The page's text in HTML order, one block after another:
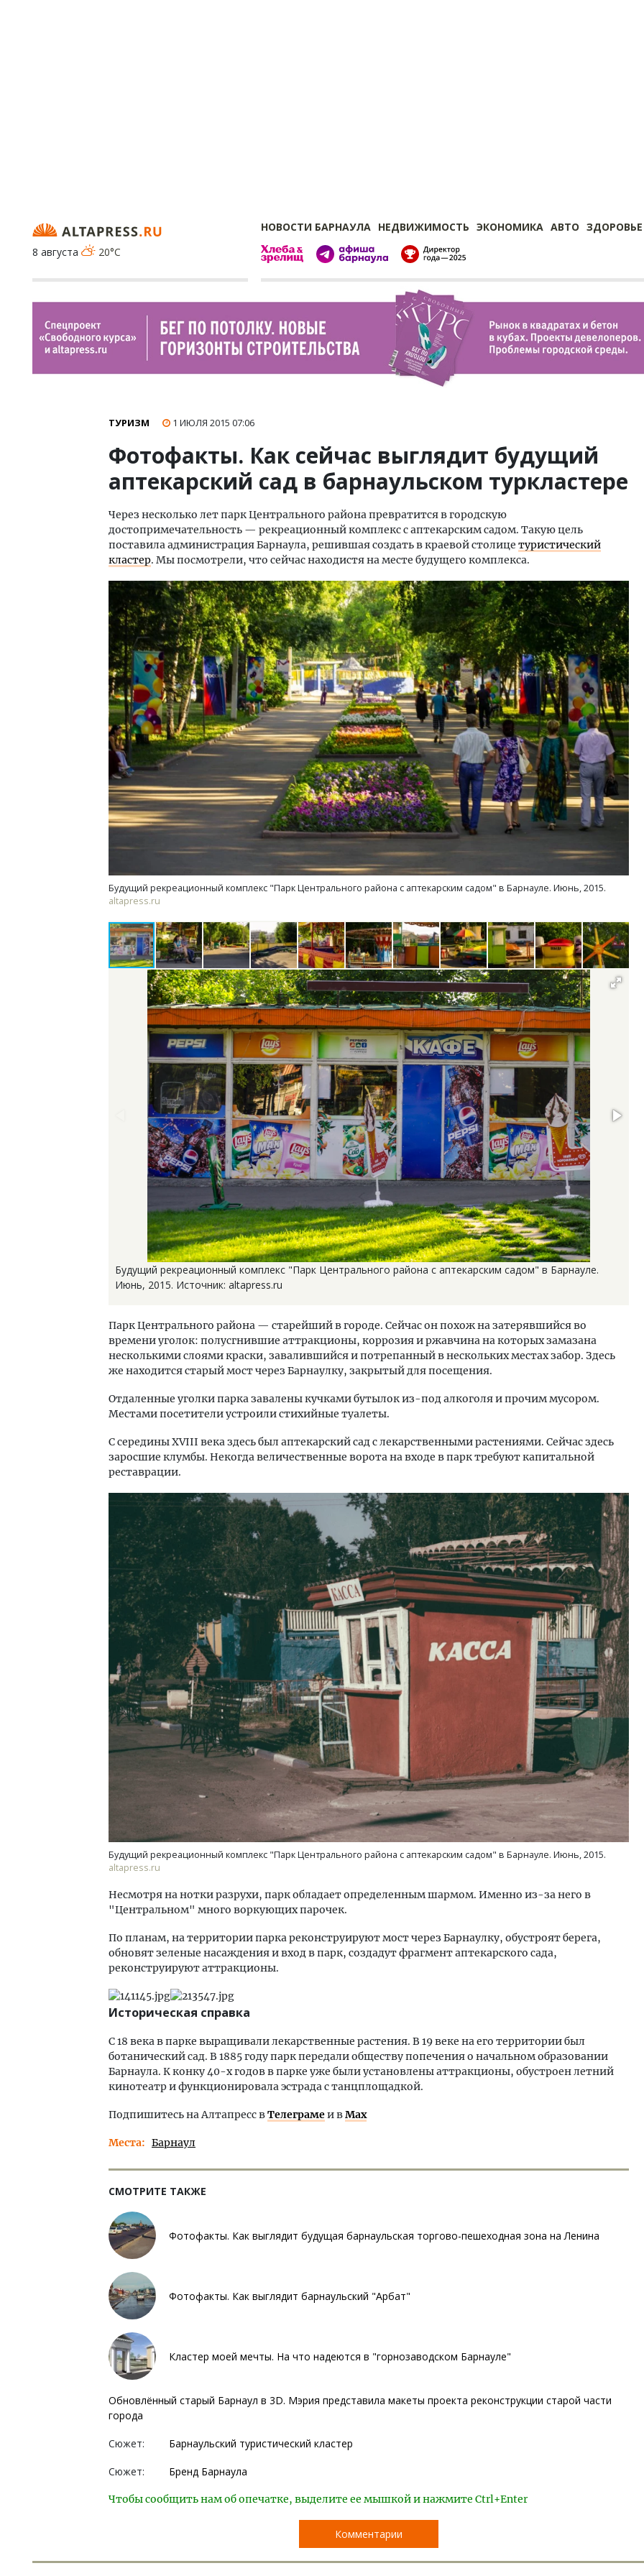
НОВОСТИ БАРНАУЛА НЕДВИЖИМОСТЬ ЭКОНОМИКА АВТО ЗДОРОВЬЕ
8 августа
20°C
ТУРИЗМ 1 ИЮЛЯ 2015 07:06
Фотофакты. Как сейчас выглядит будущий
аптекарский сад в барнаульском туркластере
Через несколько лет парк Центрального района превратится в городскую
достопримечательность — рекреационный комплекс с аптекарским садом. Такую цель
поставила администрация Барнаула, решившая создать в краевой столице туристический
кластер. Мы посмотрели, что сейчас находистя на месте будущего комплекса.
Будущий рекреационный комплекс "Парк Центрального района с аптекарским садом" в Барнауле. Июнь, 2015.
altapress.ru
Будущий рекреационный комплекс "Парк Центрального района с аптекарским садом" в Барнауле.
Июнь, 2015. Источник: altapress.ru
Парк Центрального района — старейший в городе. Сейчас он похож на затерявшийся во
времени уголок: полусгнившие аттракционы, коррозия и ржавчина на которых замазана
несколькими слоями краски, завалившийся и потрепанный в нескольких местах забор. Здесь
же находится старый мост через Барнаулку, закрытый для посещения.
Отдаленные уголки парка завалены кучками бутылок из-под алкоголя и прочим мусором.
Местами посетители устроили стихийные туалеты.
С середины XVIII века здесь был аптекарский сад с лекарственными растениями. Сейчас здесь
заросшие клумбы. Некогда величественные ворота на входе в парк требуют капитальной
реставрации.
Будущий рекреационный комплекс "Парк Центрального района с аптекарским садом" в Барнауле. Июнь, 2015.
altapress.ru
Несмотря на нотки разрухи, парк обладает определенным шармом. Именно из-за него в
"Центральном" много воркующих парочек.
По планам, на территории парка реконструируют мост через Барнаулку, обустроят берега,
обновят зеленые насаждения и вход в парк, создадут фрагмент аптекарского сада,
реконструируют аттракционы.
Историческая справка
С 18 века в парке выращивали лекарственные растения. В 19 веке на его территории был
ботанический сад. В 1885 году парк передали обществу попечения о начальном образовании
Барнаула. К конку 40-х годов в парке уже были установлены аттракционы, обустроен летний
кинотеатр и функционировала эстрада с танцплощадкой.
Подпишитесь на Алтапресс вТелеграмеи вMax
Места Барнаул
СМОТРИТЕ ТАКЖЕ
Фотофакты. Как выглядит будущая барнаульская торгово-пешеходная зона на Ленина
Фотофакты. Как выглядит барнаульский "Арбат"
Кластер моей мечты. На что надеются в "горнозаводском Барнауле"
Обновлённый старый Барнаул в 3D. Мэрия представила макеты проекта реконструкции старой части
города
Сюжет: Барнаульский туристический кластер
Сюжет: Бренд Барнаула
Чтобы сообщить нам об опечатке, выделите ее мышкой и нажмите Ctrl+Enter
Комментарии
Смелость архитектурных идей.
Генеральный директор компании
ЗИАС — об эстетике городов,
трендах в фасадах и развитии рынка
СТРОИТЕЛЬСТВО
Ищем новые берега. Гендиректор
«Жилищной инициативы» Юрий
Гатилов — о том, как девелоперу
оставаться на плаву, когда рынок
штормит
СТРОИТЕЛЬСТВО
Архитектурный код
земли. Мощение
плитами становится
стандартом
СТРОИТЕЛЬСТВО